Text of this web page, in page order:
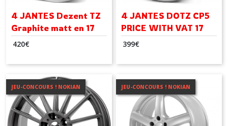
4 JANTES Dezent TZ
Graphite matt en 17
pouces
420€
4 JANTES DOTZ CP5
PRICE WITH VAT 17
pouces
399€
JEU-CONCOURS ! NOKIAN JEU-CONCOURS ! NOKIAN